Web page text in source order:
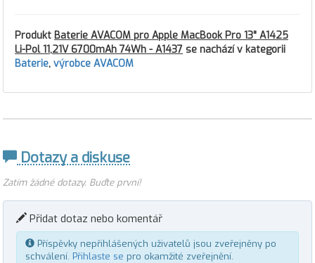
Produkt Baterie AVACOM pro Apple MacBook Pro 13" A1425
Li-Pol 11,21V 6700mAh 74Wh - A1437 se nachází v kategorii
Baterie, výrobce AVACOM
Dotazy a diskuse
Zatím žádné dotazy. Buďte první!
Přidat dotaz nebo komentář
Příspěvky nepřihlášených uživatelů jsou zveřejněny po
schválení. Přihlaste se pro okamžité zveřejnění.